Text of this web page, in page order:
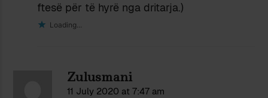
ftesë për të hyrë nga dritarja.)
Loading...
Zulusmani
11 July 2020 at 7:47 am